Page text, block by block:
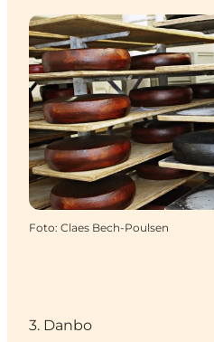
Foto: Claes Bech-Poulsen
3. Danbo